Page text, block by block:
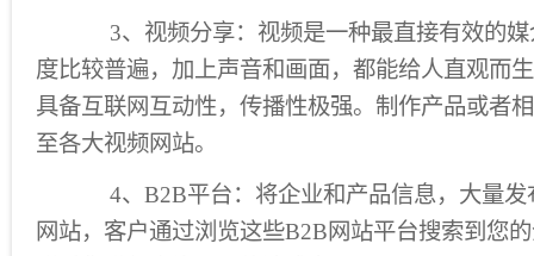
3、视频分享：视频是一种最直接有效的媒
度比较普遍，加上声音和画面，都能给人直观而
具备互联网互动性，传播性极强。制作产品或者
至各大视频网站。
4、B2B平台：将企业和产品信息，大量发
网站，客户通过浏览这些B2B网站平台搜索到您